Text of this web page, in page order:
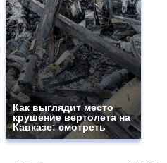
Как выглядит место
крушение вертолета на
Кавказе: смотреть